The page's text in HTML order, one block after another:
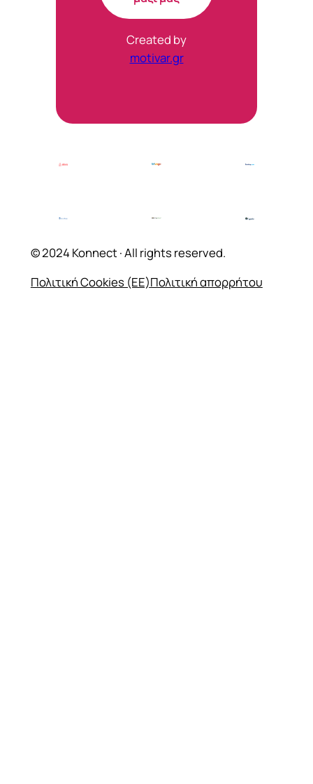
Created by
motivar.gr
© 2024 Konnect · All rights reserved.
Πολιτική Cookies (ΕΕ)Πολιτική απορρήτου